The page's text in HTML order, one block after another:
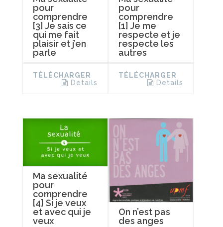
pour
comprendre
[3] Je sais ce
qui me fait
plaisir et j’en
parle
TÉLÉCHARGER
Details
pour
comprendre
[1] Je me
respecte et je
respecte les
autres
TÉLÉCHARGER
Details
Ma sexualité
pour
comprendre
[4] Si je veux
et avec qui je
veux
On n’est pas
des anges